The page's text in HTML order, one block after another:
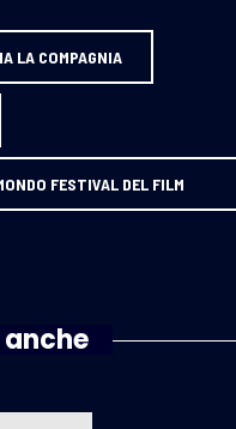
LA COMPAGNIA
FESTIVAL DEL FILM